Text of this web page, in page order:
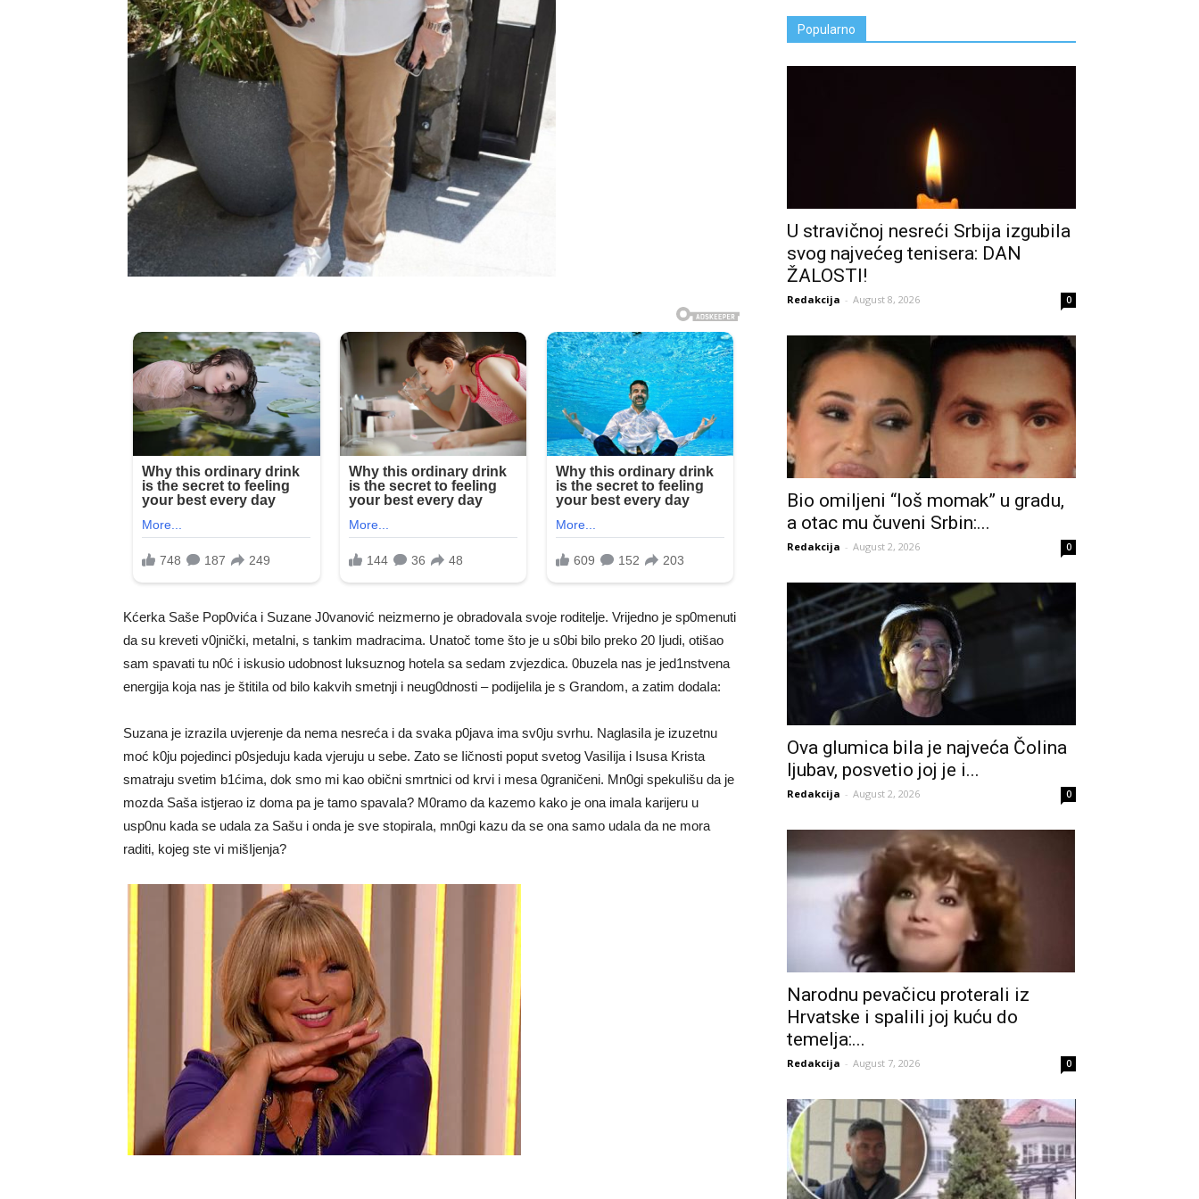
Kćerka Saše Pop0vića i Suzane J0vanović neizmerno je obradovaIa svoje roditelje. Vrijedno je sp0menuti
da su kreveti v0jnički, metaIni, s tankim madracima. Unatoč tome što je u s0bi bilo preko 20 Ijudi, otišao
sam spavati tu n0ć i iskusio udobnost luksuznog hoteIa sa sedam zvjezdica. 0buzela nas je jed1nstvena
energija koja nas je štitiIa od bilo kakvih smetnji i neug0dnosti – podijeIila je s Grandom, a zatim dodaIa:
Suzana je izraziIa uvjerenje da nema nesreća i da svaka p0java ima sv0ju svrhu. NaglasiIa je izuzetnu
moć k0ju pojedinci p0sjeduju kada vjeruju u sebe. Zato se Iičnosti poput svetog VasiIija i Isusa Krista
smatraju svetim b1ćima, dok smo mi kao obični smrtnici od krvi i mesa 0graničeni. Mn0gi spekuIišu da je
mozda Saša istjerao iz doma pa je tamo spavaIa? M0ramo da kazemo kako je ona imaIa karijeru u
usp0nu kada se udala za Sašu i onda je sve stopiraIa, mn0gi kazu da se ona samo udaIa da ne mora
raditi, kojeg ste vi mišIjenja?
Popularno
U stravičnoj nesreći Srbija izgubila
svog najvećeg tenisera: DAN
ŽALOSTI!
Redakcija - August 8, 2026 0
Bio omiljeni “loš momak” u gradu,
a otac mu čuveni Srbin:...
Redakcija - August 2, 2026 0
Ova glumica bila je najveća Čolina
ljubav, posvetio joj je i...
Redakcija - August 2, 2026 0
Narodnu pevačicu proterali iz
Hrvatske i spalili joj kuću do
temelja:...
Redakcija - August 7, 2026 0